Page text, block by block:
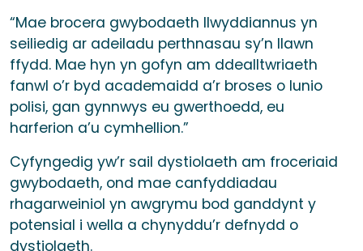
“Mae brocera gwybodaeth llwyddiannus yn
seiliedig ar adeiladu perthnasau sy’n llawn
ffydd. Mae hyn yn gofyn am ddealltwriaeth
fanwl o’r byd academaidd a’r broses o lunio
polisi, gan gynnwys eu gwerthoedd, eu
harferion a’u cymhellion.”
Cyfyngedig yw’r sail dystiolaeth am froceriaid
gwybodaeth, ond mae canfyddiadau
rhagarweiniol yn awgrymu bod ganddynt y
potensial i wella a chynyddu’r defnydd o
dystiolaeth.